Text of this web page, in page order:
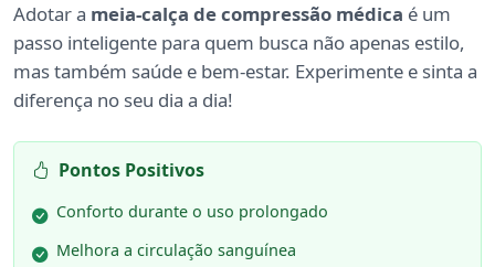
Adotar a meia-calça de compressão médica é um
passo inteligente para quem busca não apenas estilo,
mas também saúde e bem-estar. Experimente e sinta a
diferença no seu dia a dia!
Pontos Positivos
Conforto durante o uso prolongado
Melhora a circulação sanguínea